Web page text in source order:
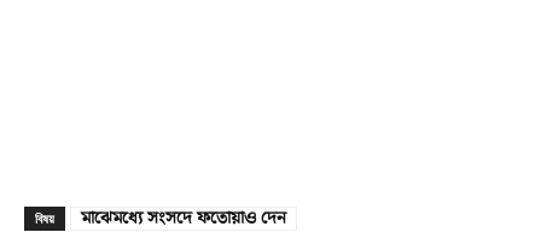
বিষয়
মাঝেমধ্যে সংসদে ফতোয়াও দেন